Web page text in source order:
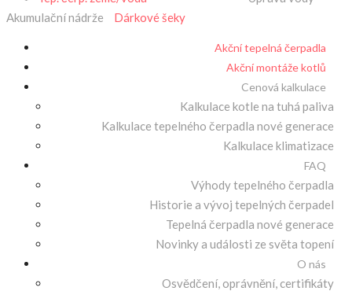
Akumulační nádrže
Dárkové šeky
Akční tepelná čerpadla
Akční montáže kotlů
Cenová kalkulace
Kalkulace kotle na tuhá paliva
Kalkulace tepelného čerpadla nové generace
Kalkulace klimatizace
FAQ
Výhody tepelného čerpadla
Historie a vývoj tepelných čerpadel
Tepelná čerpadla nové generace
Novinky a události ze světa topení
O nás
Osvědčení, oprávnění, certifikáty